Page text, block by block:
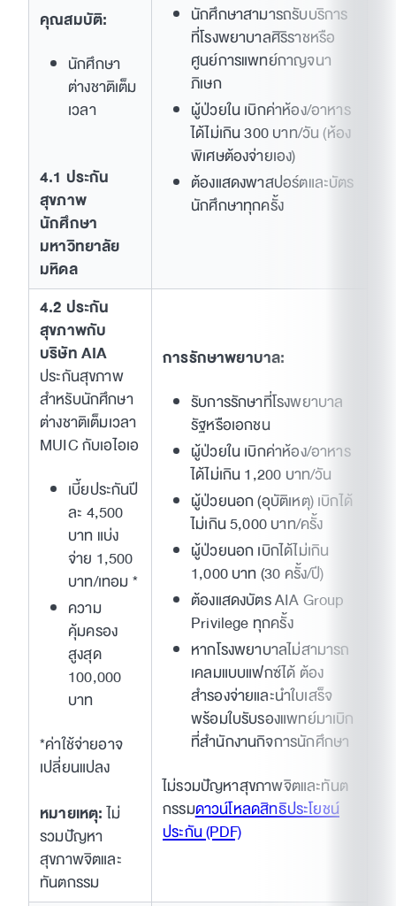
คุณสมบัติ:
นักศึกษา
ต่างชาติเต็ม
เวลา
4.1 ประกัน
สุขภาพ
นักศึกษา
มหาวิทยาลัย
มหิดล
นักศึกษาสามารถรับบริการ
ที่โรงพยาบาลศิริราชหรือ
ศูนย์การแพทย์กาญจนา
ภิเษก
ผู้ป่วยใน เบิกค่าห้อง/อาหาร
ได้ไม่เกิน 300 บาท/วัน (ห้อง
พิเศษต้องจ่ายเอง)
ต้องแสดงพาสปอร์ตและบัตร
นักศึกษาทุกครั้ง
4.2 ประกัน
สุขภาพกับ
บริษัท AIA
ประกันสุขภาพ
สำหรับนักศึกษา
ต่างชาติเต็มเวลา
MUIC กับเอไอเอ
เบี้ยประกันปี
ละ 4,500
บาท แบ่ง
จ่าย 1,500
บาท/เทอม *
ความ
คุ้มครอง
สูงสุด
100,000
บาท
*ค่าใช้จ่ายอาจ
เปลี่ยนแปลง
หมายเหตุ:ไม่
รวมปัญหา
สุขภาพจิตและ
ทันตกรรม
การรักษาพยาบาล:
รับการรักษาที่โรงพยาบาล
รัฐหรือเอกชน
ผู้ป่วยใน เบิกค่าห้อง/อาหาร
ได้ไม่เกิน 1,200 บาท/วัน
ผู้ป่วยนอก (อุบัติเหตุ) เบิกได้
ไม่เกิน 5,000 บาท/ครั้ง
ผู้ป่วยนอก เบิกได้ไม่เกิน
1,000 บาท (30 ครั้ง/ปี)
ต้องแสดงบัตร AIA Group
Privilege ทุกครั้ง
หากโรงพยาบาลไม่สามารถ
เคลมแบบแฟกซ์ได้ ต้อง
สำรองจ่ายและนำใบเสร็จ
พร้อมใบรับรองแพทย์มาเบิก
ที่สำนักงานกิจการนักศึกษา
ไม่รวมปัญหาสุขภาพจิตและทันต
กรรมดาวน์โหลดสิทธิประโยชน์
ประกัน (PDF)